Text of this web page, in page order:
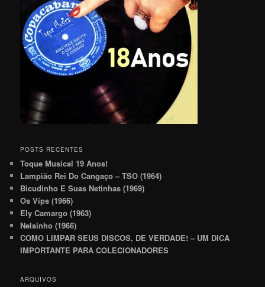
POSTS RECENTES
Toque Musical 19 Anos!
Lampião Rei Do Cangaço – TSO (1964)
Bicudinho E Suas Netinhas (1969)
Os Vips (1966)
Ely Camargo (1963)
Nelsinho (1966)
COMO LIMPAR SEUS DISCOS, DE VERDADE! – UM DICA
IMPORTANTE PARA COLECIONADORES
ARQUIVOS